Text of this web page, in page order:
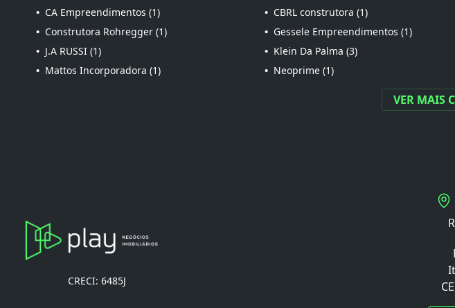
• CA Empreendimentos (1) • CBRL construtora (1)
• Construtora Rohregger (1) • Gessele Empreendimentos (1)
• J.A RUSSI (1) • Klein Da Palma (3)
• Mattos Incorporadora (1) • Neoprime (1)
VER MAIS
CRECI: 6485J